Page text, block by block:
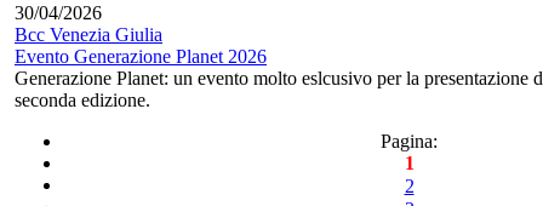
30/04/2026
Bcc Venezia Giulia
Evento Generazione Planet 2026
Generazione Planet: un evento molto eslcusivo per la presentazione
seconda edizione.
Pagina:
1
2